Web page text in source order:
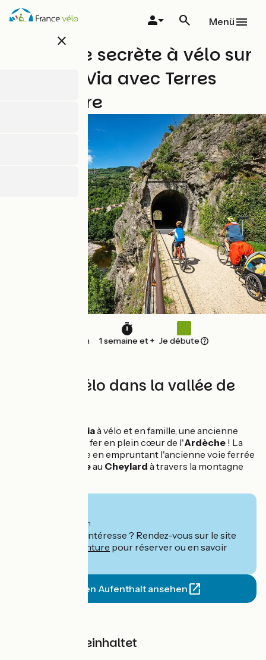
Direkt
zum
close
Menü
L'Ardèche secrète à vélo sur
la Dolce Via avec Terres
d'Aventure
120 km 1 semaine et + Je débute
7 jours à vélo dans la vallée de
Dolce Viaà vélo et en famille, une ancienne
voie de chemin de fer en plein cœur de l'Ardèche ! La
randonnée débute en empruntant l'ancienne voie ferrée
Lamastreau Cheylard à travers la montagne
pro Person
Ce séjour vous intéresse ? Rendez-vous sur le site
Terres d'Aventure pour réserver ou en savoir
Diesen Aufenthalt ansehen
Der Preis beinhaltet